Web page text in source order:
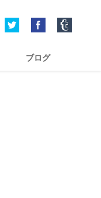
ブログ